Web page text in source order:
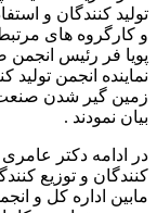
تولید کنندگان و
و کارگروه های
پویا فر رئیس
نماینده انجمن
زمین گیر شدن صنعت
بیان نمودند .
در ادامه دکتر
کنندگان و توزیع
مابین اداره کل و